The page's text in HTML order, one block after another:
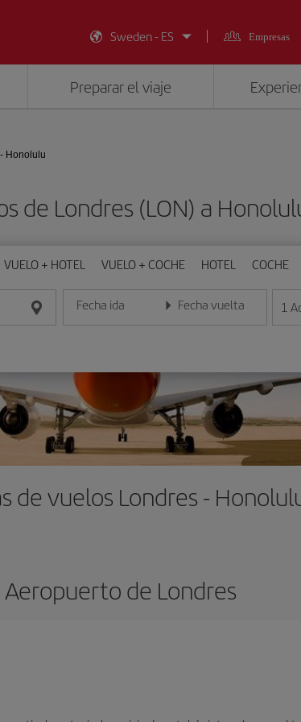
Sweden - ES
Empresas
Preparar el viaje
Honolulu
de Londres (LON) a
VUELO + HOTEL VUELO + COCHE HOTEL COCHE
Fecha ida
Introduce la fecha en formato día/mes/año
Fecha vuelta
Introduce la fecha en 1
de vuelos Londres -
Aeropuerto de Londres